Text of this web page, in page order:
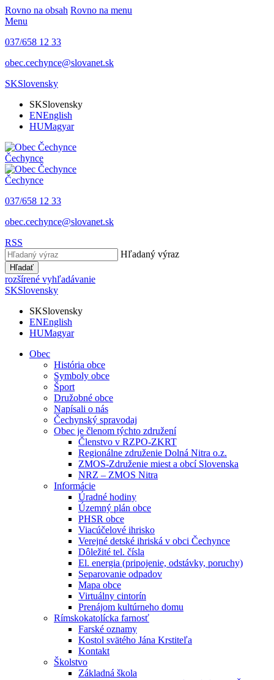
Rovno na obsah Rovno na menu
Menu
037/658 12 33
obec.cechynce@slovanet.sk
SKSlovensky
SKSlovensky
ENEnglish
HUMagyar
Čechynce
Čechynce
037/658 12 33
obec.cechynce@slovanet.sk
RSS
Hľadaný výraz
Hľadať
rozšírené vyhľadávanie
SKSlovensky
SKSlovensky
ENEnglish
HUMagyar
Obec
História obce
Symboly obce
Šport
Družobné obce
Napísali o nás
Čechynský spravodaj
Obec je členom týchto združení
Členstvo v RZPO-ZKRT
Regionálne združenie Dolná Nitra o.z.
ZMOS-Združenie miest a obcí Slovenska
NRZ – ZMOS Nitra
Informácie
Úradné hodiny
Územný plán obce
PHSR obce
Viacúčelové ihrisko
Verejné detské ihriská v obci Čechynce
Dôležité tel. čísla
El. energia (pripojenie, odstávky, poruchy)
Separovanie odpadov
Mapa obce
Virtuálny cintorín
Prenájom kultúrneho domu
Rímskokatolícka farnosť
Farské oznamy
Kostol svätého Jána Krstiteľa
Kontakt
Školstvo
Základná škola